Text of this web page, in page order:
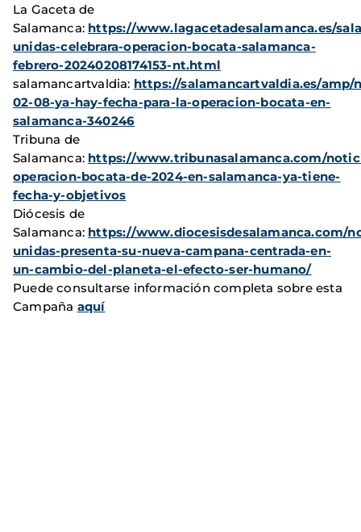
La Gaceta de
Salamanca: https://www.lagacetadesalamanca.es/
unidas-celebrara-operacion-bocata-salamanca-
febrero-20240208174153-nt.html
salamancartvaldia: https://salamancartvaldia.es/amp/
02-08-ya-hay-fecha-para-la-operacion-bocata-en-
salamanca-340246
Tribuna de
Salamanca: https://www.tribunasalamanca.com/
operacion-bocata-de-2024-en-salamanca-ya-tiene-
fecha-y-objetivos
Diócesis de
Salamanca: https://www.diocesisdesalamanca.com/
unidas-presenta-su-nueva-campana-centrada-en-
un-cambio-del-planeta-el-efecto-ser-humano/
Puede consultarse información completa sobre esta
Campaña aquí